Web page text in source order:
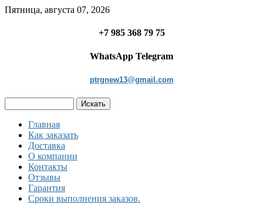
Пятница, августа 07, 2026
+7 985 368 79 75
WhatsApp Telegram
ptrgnew13@gmail.com
Главная
Как заказать
Доставка
О компании
Контакты
Отзывы
Гарантия
Сроки выполнения заказов.